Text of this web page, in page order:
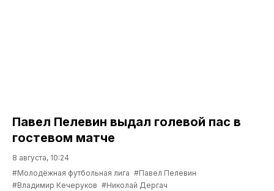
Павел Пелевин выдал голевой пас в
гостевом матче
8 августа, 10:24
#Молодёжная футбольная лига #Павел Пелевин
#Владимир Кечеруков #Николай Дергач